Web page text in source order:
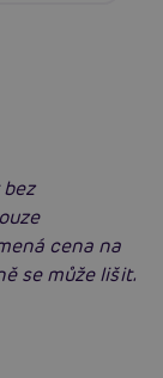
cena na
se může lišit.